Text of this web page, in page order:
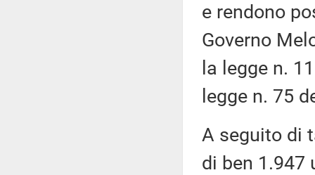
e rendono
Governo
la legge n.
legge n. 75
A seguito di
di ben 1.947